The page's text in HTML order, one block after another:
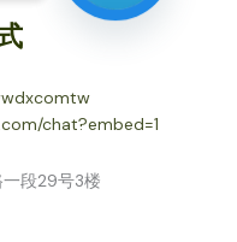
chat?embed=1
段29号3楼